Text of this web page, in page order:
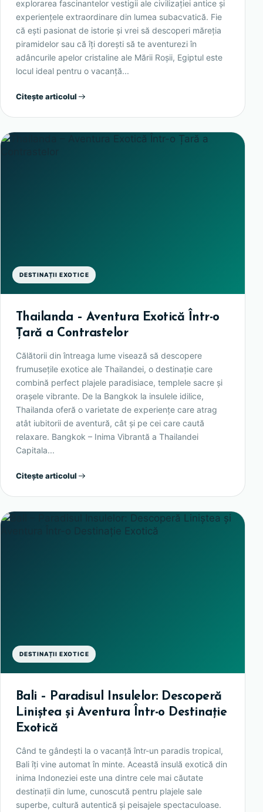
explorarea fascinantelor vestigii ale civilizației antice și
experiențele extraordinare din lumea subacvatică. Fie
că ești pasionat de istorie și vrei să descoperi măreția
piramidelor sau că îți dorești să te aventurezi în
adâncurile apelor cristaline ale Mării Roșii, Egiptul este
locul ideal pentru o vacanță...
Citește articolul
DESTINAȚII EXOTICE
Thailanda – Aventura Exotică Într-o
Țară a Contrastelor
Călătorii din întreaga lume visează să descopere
frumusețile exotice ale Thailandei, o destinație care
combină perfect plajele paradisiace, templele sacre și
orașele vibrante. De la Bangkok la insulele idilice,
Thailanda oferă o varietate de experiențe care atrag
atât iubitorii de aventură, cât și pe cei care caută
relaxare. Bangkok – Inima Vibrantă a Thailandei
Capitala...
Citește articolul
DESTINAȚII EXOTICE
Bali – Paradisul Insulelor: Descoperă
Liniștea și Aventura Într-o Destinație
Exotică
Când te gândești la o vacanță într-un paradis tropical,
Bali îți vine automat în minte. Această insulă exotică din
inima Indoneziei este una dintre cele mai căutate
destinații din lume, cunoscută pentru plajele sale
superbe, cultură autentică și peisajele spectaculoase.